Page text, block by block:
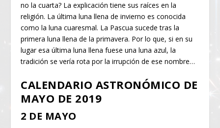
no la cuarta? La explicación tiene sus raíces en la
religión. La última luna llena de invierno es conocida
como la luna cuaresmal. La Pascua sucede tras la
primera luna llena de la primavera. Por lo que, si en su
lugar esa última luna llena fuese una luna azul, la
tradición se vería rota por la irrupción de ese nombre…
CALENDARIO ASTRONÓMICO DE
MAYO DE 2019
2 DE MAYO